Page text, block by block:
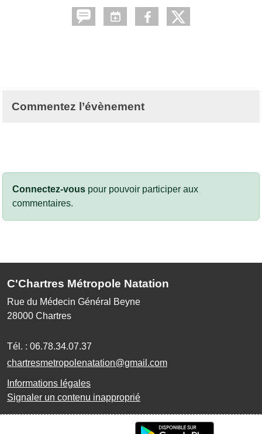
Commentez l’évènement
Connectez-vous pour pouvoir participer aux
commentaires.
C'Chartres Métropole Natation
Rue du Médecin Général Beyne
28000 Chartres
Tél. : 06.78.34.07.37
chartresmetropolenatation@gmail.com
Informations légales
Signaler un contenu inapproprié